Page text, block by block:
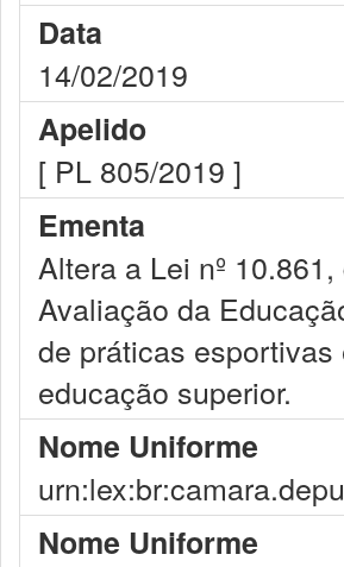
Data
14/02/2019
Apelido
[ PL 805/2019 ]
Ementa
Altera a Lei nº
Avaliação da
de práticas
educação superior.
Nome Uniforme
Nome Uniforme